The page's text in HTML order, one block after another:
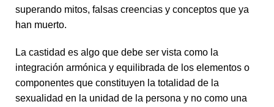
superando mitos, falsas creencias y conceptos que ya
han muerto.
La castidad es algo que debe ser vista como la
integración armónica y equilibrada de los elementos o
componentes que constituyen la totalidad de la
sexualidad en la unidad de la persona y no como una